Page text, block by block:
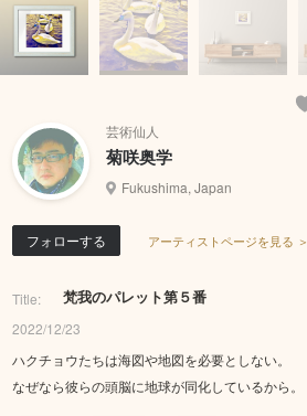
芸術仙人
菊咲奥学
Fukushima, Japan
フォローする アーティストページを見る ＞
Title: 梵我のパレット第５番
2022/12/23
ハクチョウたちは海図や地図を必要としない。
なぜなら彼らの頭脳に地球が同化しているから。